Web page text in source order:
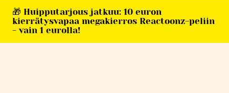
🎁 Huipputarjous jatkuu: 10 euron
kierrätysvapaa megakierros Reactoonz-peliin
- vain 1 eurolla!